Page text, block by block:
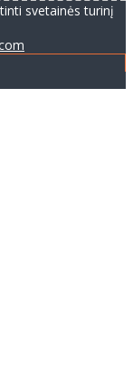
svetainės turinį